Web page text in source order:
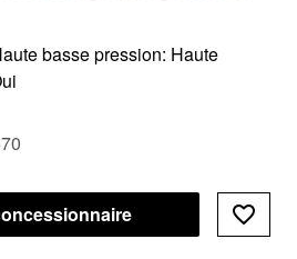
basse pression: Haute